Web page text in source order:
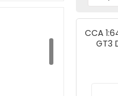
CCA
GT3